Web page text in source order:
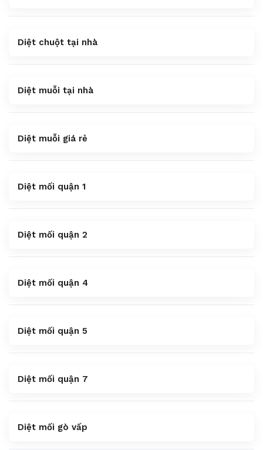
Diệt chuột tại nhà
Diệt muỗi tại nhà
Diệt muỗi giá rẻ
Diệt mối quận 1
Diệt mối quận 2
Diệt mối quận 4
Diệt mối quận 5
Diệt mối quận 7
Diệt mối gò vấp